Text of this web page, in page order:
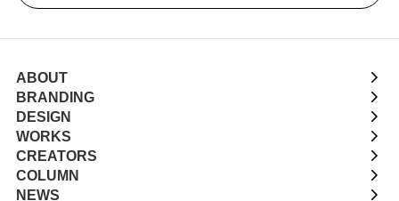
ABOUT
BRANDING
DESIGN
WORKS
CREATORS
COLUMN
NEWS